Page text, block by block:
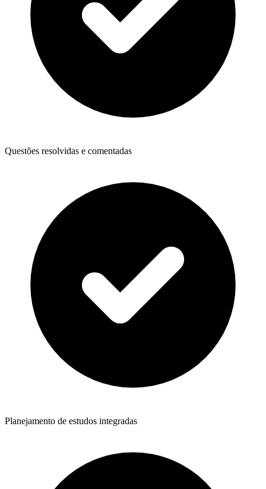
Questões resolvidas e comentadas
Planejamento de estudos integradas